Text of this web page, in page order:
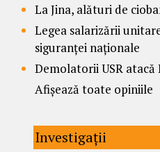
La Jina, alături de
Legea salarizării
siguranței naționale
Demolatorii USR atacă
Afișează toate opiniile
Investigații